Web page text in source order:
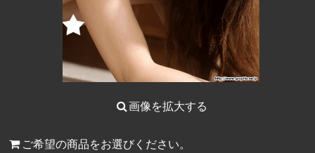
画像を拡大する
ご希望の商品をお選びください。